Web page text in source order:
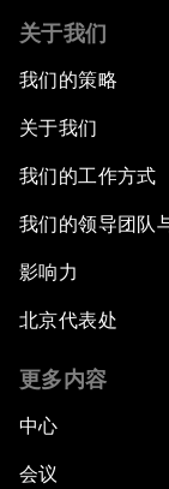
关于我们
我们的策略
关于我们
我们的工作方式
我们的领导团队
影响力
北京代表处
更多内容
中心
会议